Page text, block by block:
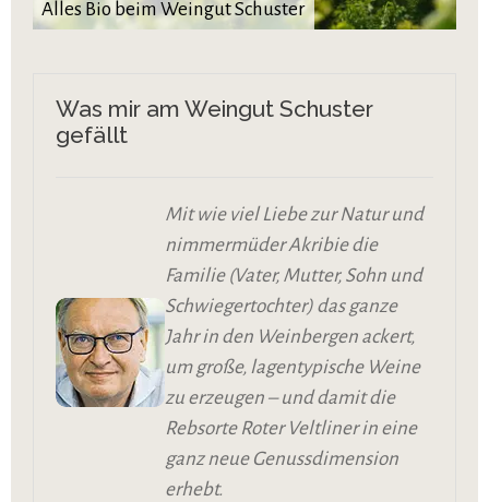
Alles Bio beim Weingut Schuster
Was mir am Weingut Schuster
gefällt
Mit wie viel Liebe zur Natur und
nimmermüder Akribie die
Familie (Vater, Mutter, Sohn und
Schwiegertochter) das ganze
Jahr in den Weinbergen ackert,
um große, lagentypische Weine
zu erzeugen – und damit die
Rebsorte Roter Veltliner in eine
ganz neue Genussdimension
erhebt.